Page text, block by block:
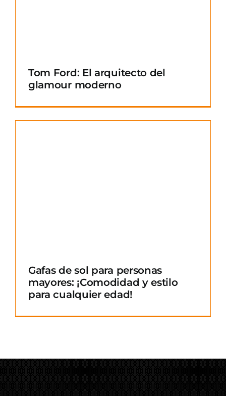
Tom Ford: El arquitecto del
glamour moderno
Gafas de sol para personas
mayores: ¡Comodidad y estilo
para cualquier edad!